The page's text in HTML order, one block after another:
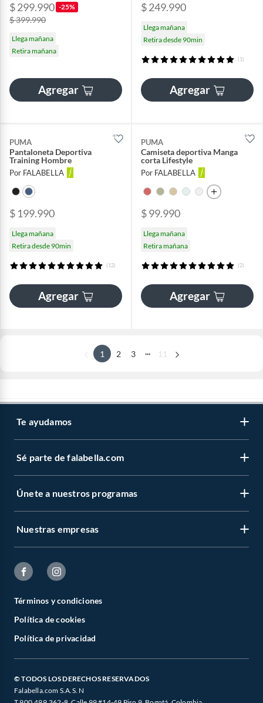
$ 299.990 -25%
$ 399.990
Llega mañana
Retira mañana
Agregar
$ 249.990
Llega mañana
Retira desde 90min
(1)
Agregar
PUMA
Pantaloneta Deportiva
Training Hombre
Por FALABELLA
$ 199.990
Llega mañana
Retira desde 90min
(12)
Agregar
PUMA
Camiseta deportiva Manga
corta Lifestyle
Por FALABELLA
$ 99.990
Llega mañana
Retira mañana
(2)
Agregar
1 2 3 ... 11
Te ayudamos
Sé parte de falabella.com
Únete a nuestros programas
Nuestras empresas
Términos y condiciones
Política de cookies
Política de privacidad
© TODOS LOS DERECHOS RESERVADOS
Falabella.com S.A.S. N